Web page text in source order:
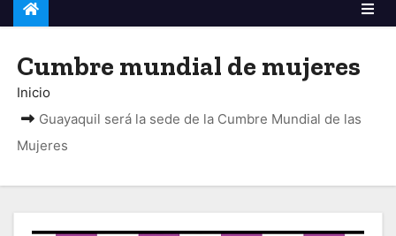
Cumbre mundial de mujeres
Inicio
Guayaquil será la sede de la Cumbre Mundial de las
Mujeres